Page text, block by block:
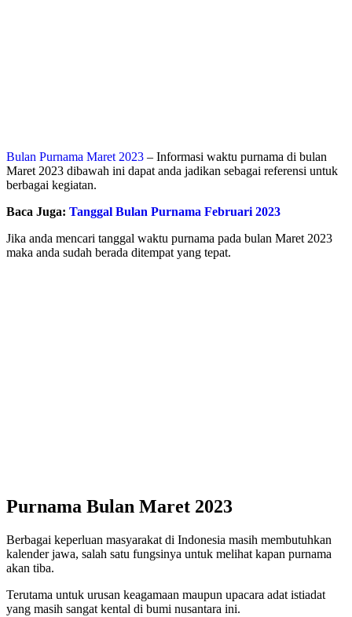
Bulan Purnama Maret 2023 – Informasi waktu purnama di bulan
Maret 2023 dibawah ini dapat anda jadikan sebagai referensi untuk
berbagai kegiatan.
Baca Juga: Tanggal Bulan Purnama Februari 2023
Jika anda mencari tanggal waktu purnama pada bulan Maret 2023
maka anda sudah berada ditempat yang tepat.
Purnama Bulan Maret 2023
Berbagai keperluan masyarakat di Indonesia masih membutuhkan
kalender jawa, salah satu fungsinya untuk melihat kapan purnama
akan tiba.
Terutama untuk urusan keagamaan maupun upacara adat istiadat
yang masih sangat kental di bumi nusantara ini.